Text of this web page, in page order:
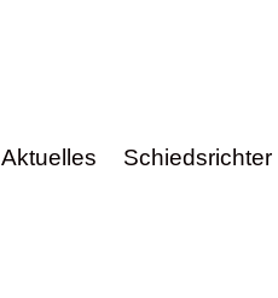
Aktuelles Schiedsrichter